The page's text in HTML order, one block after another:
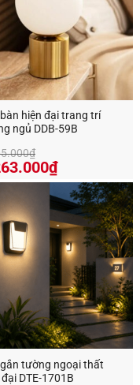
hiện đại trang trí
ngủ DDB-59B
₫
₫Giá
hiện
tại
là:
tường ngoại thất
DTE-1701B